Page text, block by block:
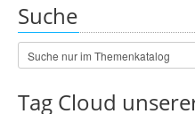
Suche
Tag Cloud